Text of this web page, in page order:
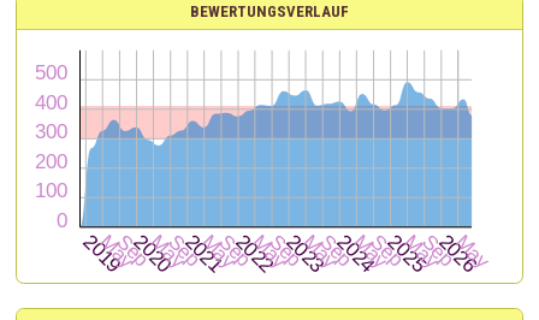
BEWERTUNGSVERLAUF